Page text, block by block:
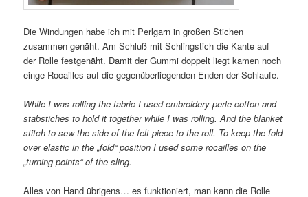
Die Windungen habe ich mit Perlgarn in großen Stichen
zusammen genäht. Am Schluß mit Schlingstich die Kante auf
der Rolle festgenäht. Damit der Gummi doppelt liegt kamen noch
einge Rocailles auf die gegenüberliegenden Enden der Schlaufe.
While I was rolling the fabric I used embroidery perle cotton and
stabstiches to hold it together while I was rolling. And the blanket
stitch to sew the side of the felt piece to the roll. To keep the fold
over elastic in the „fold“ position I used some rocailles on the
„turning points“ of the sling.
Alles von Hand übrigens… es funktioniert, man kann die Rolle